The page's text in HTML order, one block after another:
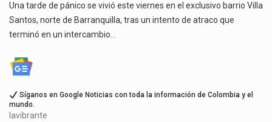
Una tarde de pánico se vivió este viernes en el exclusivo barrio Villa
Santos, norte de Barranquilla, tras un intento de atraco que
terminó en un intercambio…
Síganos en Google Noticias con toda la información de Colombia y el
mundo.
lavibrante